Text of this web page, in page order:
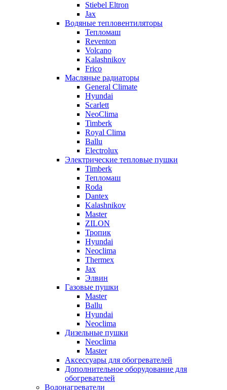
Stiebel Eltron
Jax
Водяные тепловентиляторы
Тепломаш
Reventon
Volcano
Kalashnikov
Frico
Масляные радиаторы
General Climate
Hyundai
Scarlett
NeoClima
Timberk
Royal Clima
Ballu
Electrolux
Электрические тепловые пушки
Timberk
Тепломаш
Roda
Dantex
Kalashnikov
Master
ZILON
Тропик
Hyundai
Neoclima
Thermex
Jax
Элвин
Газовые пушки
Master
Ballu
Hyundai
Neoclima
Дизельные пушки
Neoclima
Master
Аксессуары для обогревателей
Дополнительное оборудование для
обогревателей
Водонагреватели